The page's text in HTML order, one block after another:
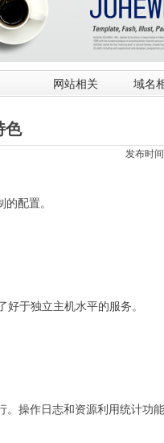
网站相关 域名
色
发布时
配置。
于独立主机水平的服务。
操作日志和资源利用统计功